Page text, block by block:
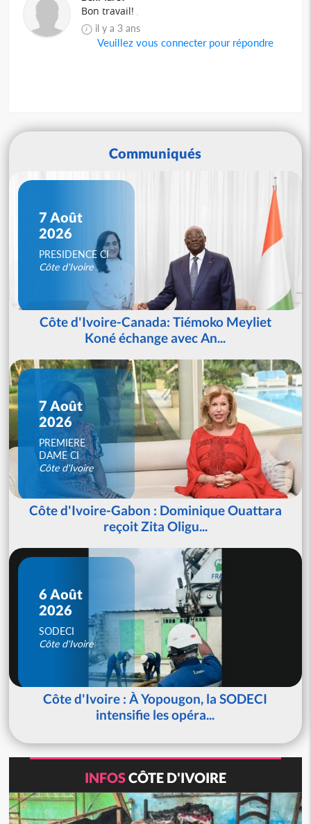
Bon travail!
il y a 3 ans
Veuillez vous connecter pour répondre
Communiqués
7 Août
2026
PRESIDENCE CI
Côte d'Ivoire
Côte d'Ivoire-Canada: Tiémoko Meyliet
Koné échange avec An...
7 Août
2026
PREMIERE
DAME CI
Côte d'Ivoire
Côte d'Ivoire-Gabon : Dominique Ouattara
reçoit Zita Oligu...
6 Août
2026
SODECI
Côte d'Ivoire
Côte d'Ivoire : À Yopougon, la SODECI
intensifie les opéra...
INFOSCÔTE D'IVOIRE